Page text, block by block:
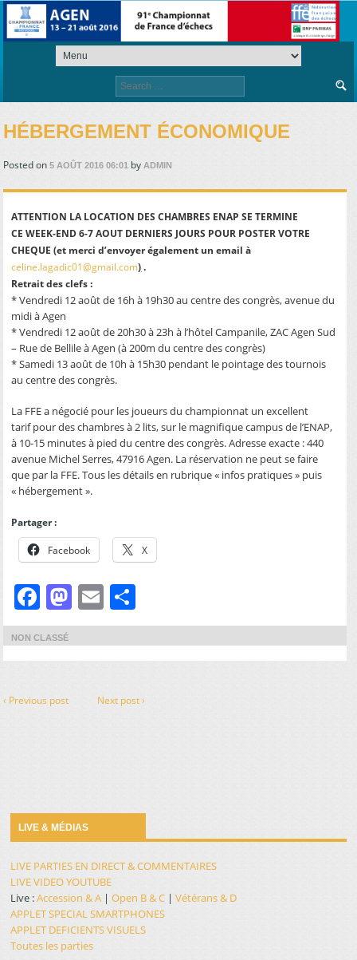
Search
for:
HÉBERGEMENT ÉCONOMIQUE
Posted on5 AOÛT 2016 06:01 byADMIN
ATTENTION LA LOCATION DES CHAMBRES ENAP SE TERMINE
CE WEEK-END 6-7 AOUT DERNIERS JOURS POUR POSTER VOTRE
CHEQUE (et merci d’envoyer également un email à
celine.lagadic01@gmail.com) .
Retrait des clefs :
* Vendredi 12 août de 16h à 19h30 au centre des congrès, avenue du
midi à Agen
* Vendredi 12 août de 20h30 à 23h à l’hôtel Campanile, ZAC Agen Sud
– Rue de Bellile à Agen (à 200m du centre des congrès)
* Samedi 13 août de 10h à 15h30 pendant le pointage des tournois
au centre des congrès.
La FFE a négocié pour les joueurs du championnat un excellent
tarif pour des chambres à 2 lits, sur le magnifique campus de l’ENAP,
à 10-15 minutes à pied du centre des congrès. Adresse exacte : 440
avenue Michel Serres, 47916 Agen. La réservation ne peut se faire
que par la FFE. Tous les détails en rubrique « infos pratiques » puis
« hébergement ».
Partager :
Facebook X
FacebookMastodonEmail
NON CLASSÉ
‹ Previous post Next post ›
LIVE & MÉDIAS
LIVE PARTIES EN DIRECT & COMMENTAIRES
LIVE VIDEO YOUTUBE
Live :Accession & A |Open B & C |Vétérans & D
APPLET SPECIAL SMARTPHONES
APPLET DEFICIENTS VISUELS
Toutes les parties